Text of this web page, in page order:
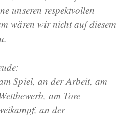
unseren respektvollen
wären wir nicht auf diesem
:
Spiel, an der Arbeit, am
am Tore
an der